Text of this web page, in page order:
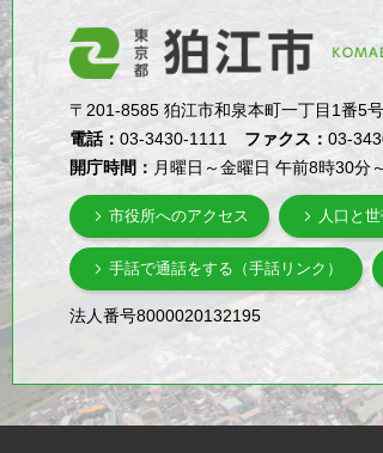
〒201-8585 狛江市和泉本町一丁目1番5
電話：03-3430-1111 ファクス：03-
開庁時間： 月曜日～金曜日 午前8時30分
市役所へのアクセス 人口と
手話で通話をする（手話リンク）
法人番号8000020132195